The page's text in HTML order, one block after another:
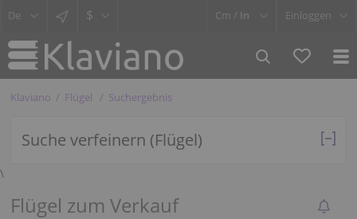
$ Cm / In Einloggen
Klaviano Flügel Suchergebnis
Suche verfeinern (Flügel)
\
Flügel zum Verkauf